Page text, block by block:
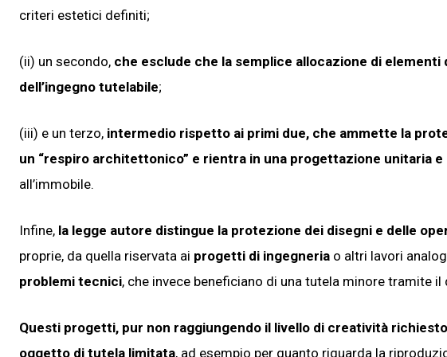
criteri estetici definiti;
(ii) un secondo, che esclude che la semplice allocazione di
dell’ingegno tutelabile;
(iii) e un terzo, intermedio rispetto ai primi due, che ammette la
un “respiro architettonico” e rientra in una progettazione unitaria e
all’immobile.
Infine, la legge autore distingue la protezione dei disegni e delle
proprie, da quella riservata ai progetti di ingegneria o altri lavori
problemi tecnici, che invece beneficiano di una tutela minore tramite
Questi progetti, pur non raggiungendo il livello di creatività
oggetto di tutela limitata, ad esempio per quanto riguarda la